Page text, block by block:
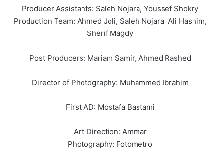
Producer Assistants: Saleh Nojara, Youssef Shokry
Production Team: Ahmed Joli, Saleh Nojara, Ali Hashim,
Sherif Magdy
Post Producers: Mariam Samir, Ahmed Rashed
Director of Photography: Muhammed Ibrahim
First AD: Mostafa Bastami
Art Direction: Ammar
Photography: Fotometro